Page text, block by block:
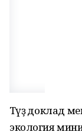
Тәүҙә доклад
экология